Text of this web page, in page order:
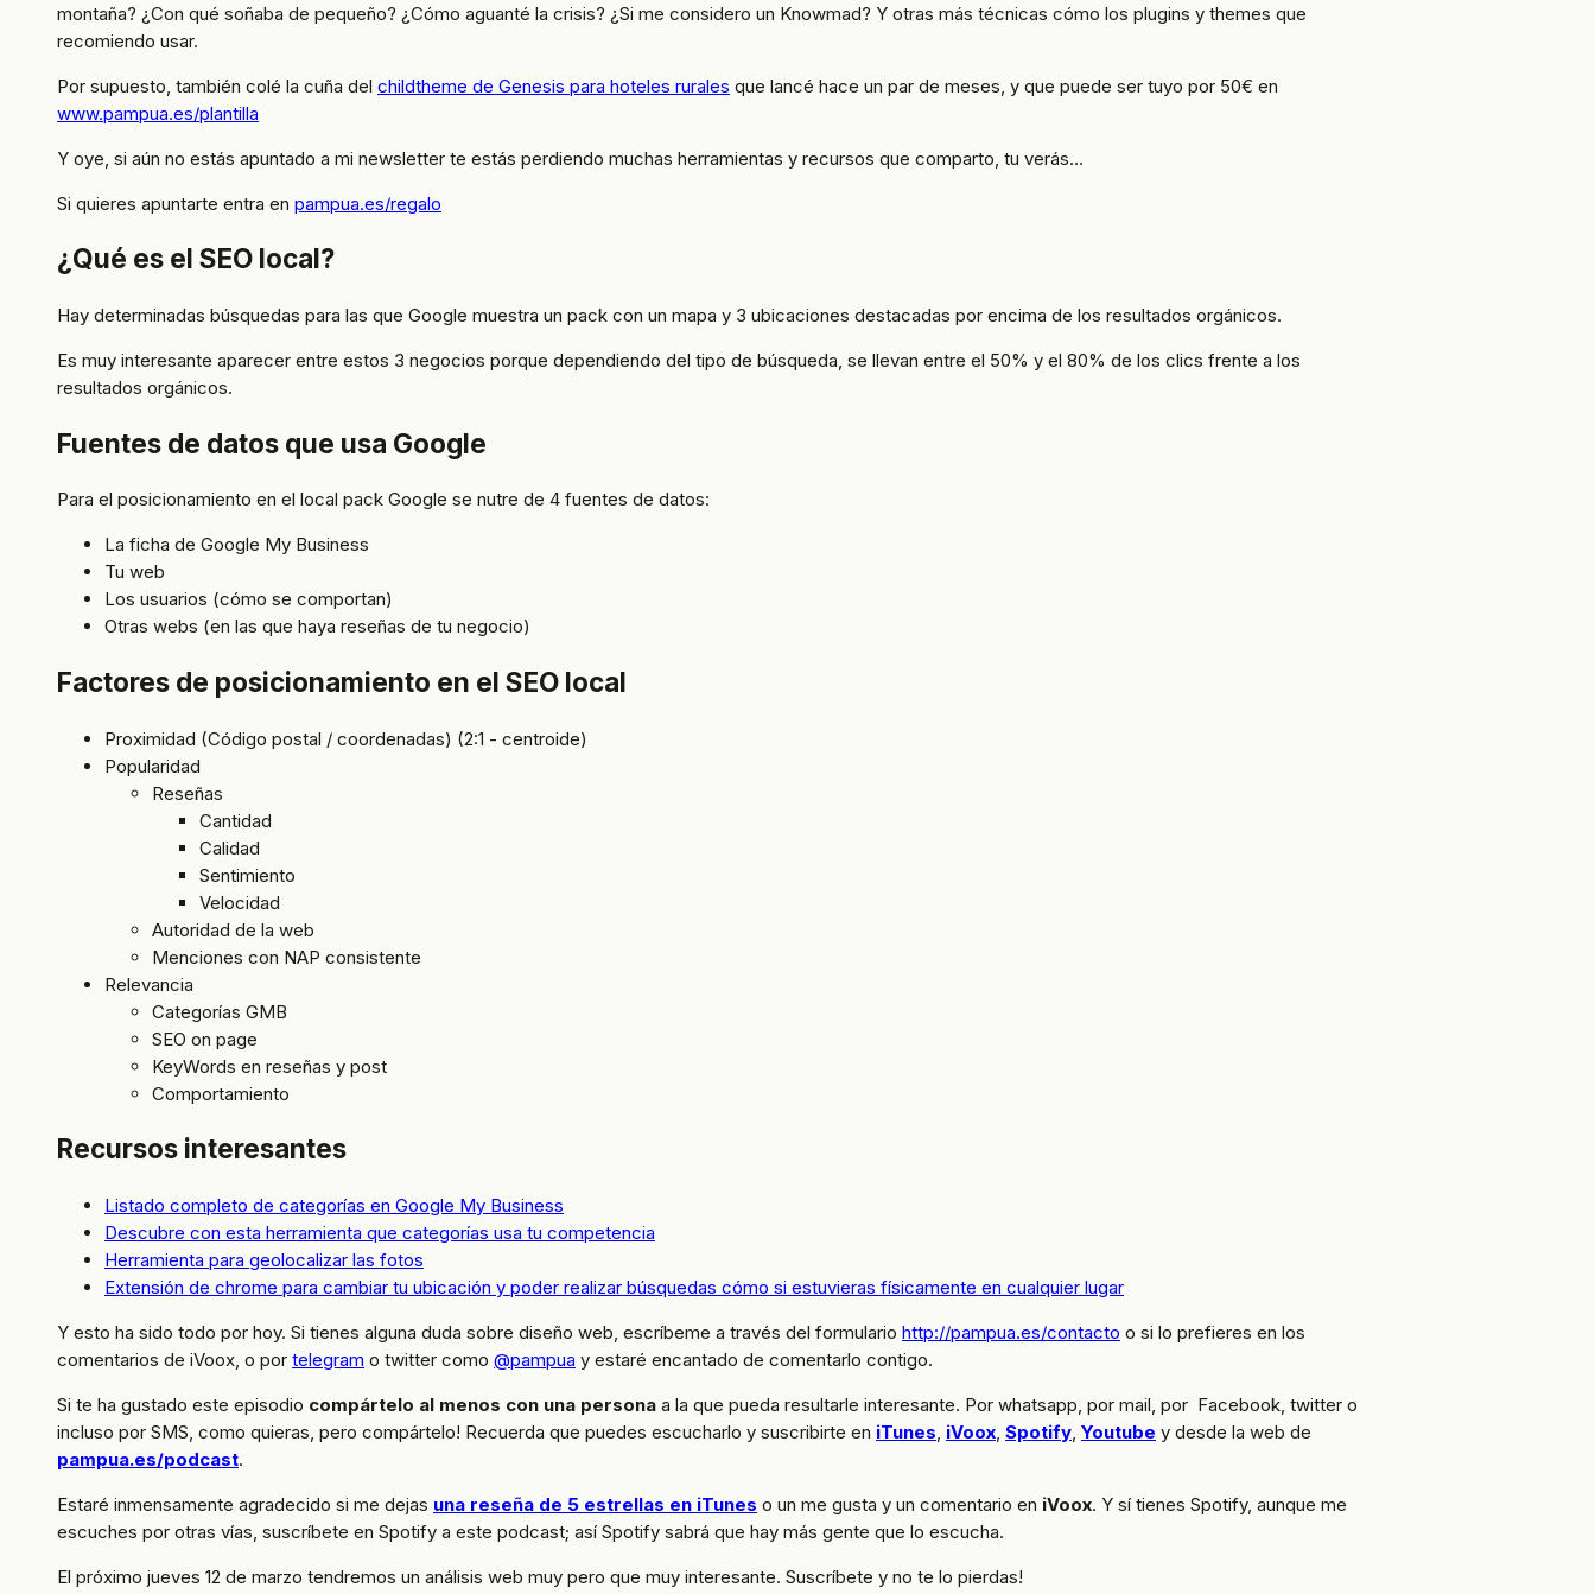
montaña? ¿Con qué soñaba de pequeño? ¿Cómo aguanté la crisis? ¿Si me considero un Knowmad? Y otras más técnicas cómo los plugins y themes que
recomiendo usar.
Por supuesto, también colé la cuña del childtheme de Genesis para hoteles rurales que lancé hace un par de meses, y que puede ser tuyo por 50€ en
www.pampua.es/plantilla
Y oye, si aún no estás apuntado a mi newsletter te estás perdiendo muchas herramientas y recursos que comparto, tu verás…
Si quieres apuntarte entra en pampua.es/regalo
¿Qué es el SEO local?
Hay determinadas búsquedas para las que Google muestra un pack con un mapa y 3 ubicaciones destacadas por encima de los resultados orgánicos.
Es muy interesante aparecer entre estos 3 negocios porque dependiendo del tipo de búsqueda, se llevan entre el 50% y el 80% de los clics frente a los
resultados orgánicos.
Fuentes de datos que usa Google
Para el posicionamiento en el local pack Google se nutre de 4 fuentes de datos:
La ficha de Google My Business
Tu web
Los usuarios (cómo se comportan)
Otras webs (en las que haya reseñas de tu negocio)
Factores de posicionamiento en el SEO local
Proximidad (Código postal / coordenadas) (2:1 - centroide)
Popularidad
Reseñas
Cantidad
Calidad
Sentimiento
Velocidad
Autoridad de la web
Menciones con NAP consistente
Relevancia
Categorías GMB
SEO on page
KeyWords en reseñas y post
Comportamiento
Recursos interesantes
Listado completo de categorías en Google My Business
Descubre con esta herramienta que categorías usa tu competencia
Herramienta para geolocalizar las fotos
Extensión de chrome para cambiar tu ubicación y poder realizar búsquedas cómo si estuvieras físicamente en cualquier lugar
Y esto ha sido todo por hoy. Si tienes alguna duda sobre diseño web, escríbeme a través del formulario http://pampua.es/contacto o si lo prefieres en los
comentarios de iVoox, o por telegram o twitter como @pampua y estaré encantado de comentarlo contigo.
Si te ha gustado este episodio compártelo al menos con una persona a la que pueda resultarle interesante. Por whatsapp, por mail, por Facebook, twitter o
incluso por SMS, como quieras, pero compártelo! Recuerda que puedes escucharlo y suscribirte en iTunes, iVoox, Spotify, Youtube y desde la web de
pampua.es/podcast.
Estaré inmensamente agradecido si me dejas una reseña de 5 estrellas en iTunes o un me gusta y un comentario en iVoox. Y sí tienes Spotify, aunque me
escuches por otras vías, suscríbete en Spotify a este podcast; así Spotify sabrá que hay más gente que lo escucha.
El próximo jueves 12 de marzo tendremos un análisis web muy pero que muy interesante. Suscríbete y no te lo pierdas!